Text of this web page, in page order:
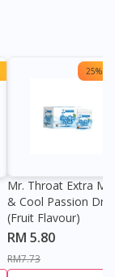
25%
Mr. Throat Extra
& Cool Passion
(Fruit Flavour)
RM 5.80
RM7.73